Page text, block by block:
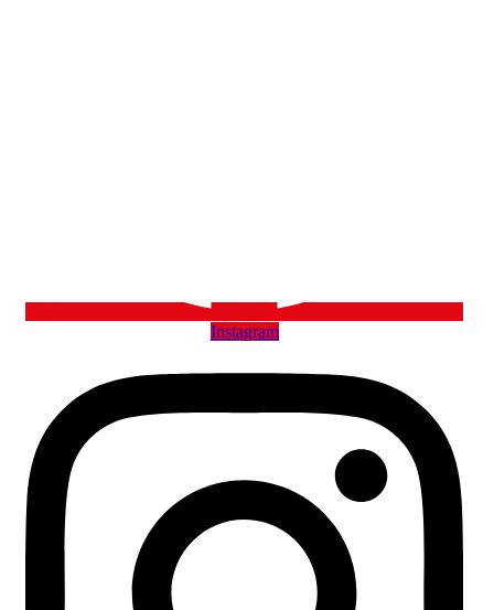
Instagram